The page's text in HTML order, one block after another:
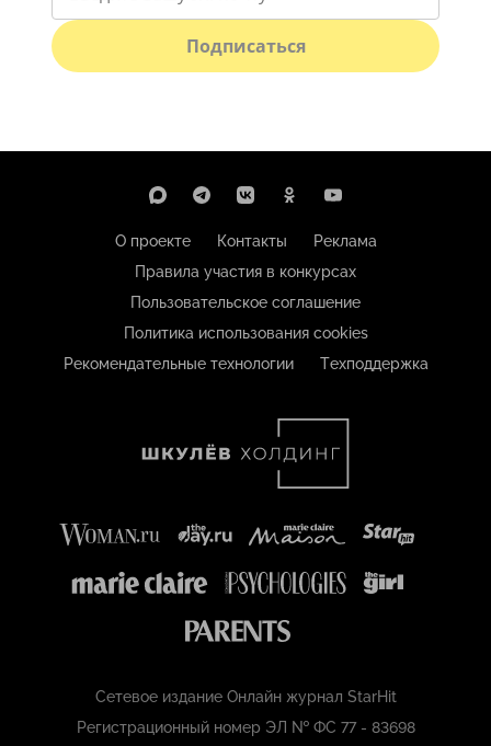
Подписаться
О проекте Контакты
Реклама
Правила участия в конкурсах
Пользовательское соглашение
Политика использования cookies
Рекомендательные технологии
Техподдержка
Сетевое издание Онлайн журнал StarHit
Регистрационный номер ЭЛ № ФС 77 - 83698